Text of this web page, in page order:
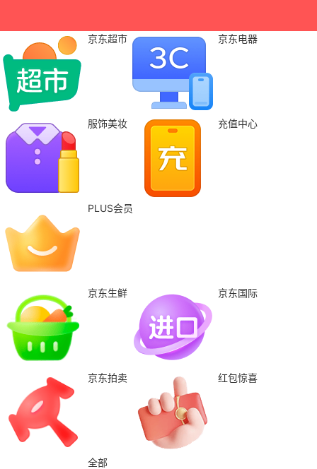
京东超市 京东电器
服饰美妆 充值中心
PLUS会员
京东生鲜 京东国际
京东拍卖 红包惊喜
全部